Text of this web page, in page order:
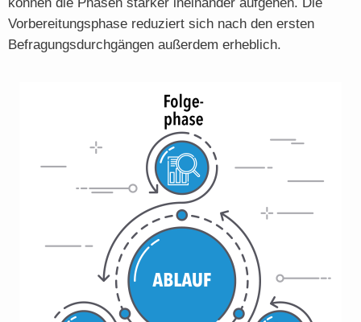
Vorbereitungsphase reduziert sich nach den ersten
Befragungsdurchgängen außerdem erheblich.